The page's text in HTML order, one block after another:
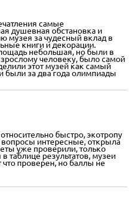
самые
душевная обстановка и
музея за чудесный вклад в
книги и декорации.
небольшая, но были в
человеку, было самой
этот музей как самый
были за два года олимпиады
быстро, экотропу
вопросы интересные, открыла
уже проверили, только
таблице результатов, музеи
что проверен, но баллы не